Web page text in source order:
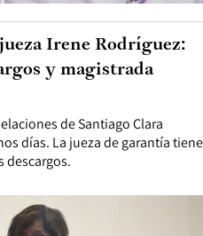
de Santiago Clara
días. La jueza de garantía tiene
descargos.
Irene Rodríguez:
y magistrada